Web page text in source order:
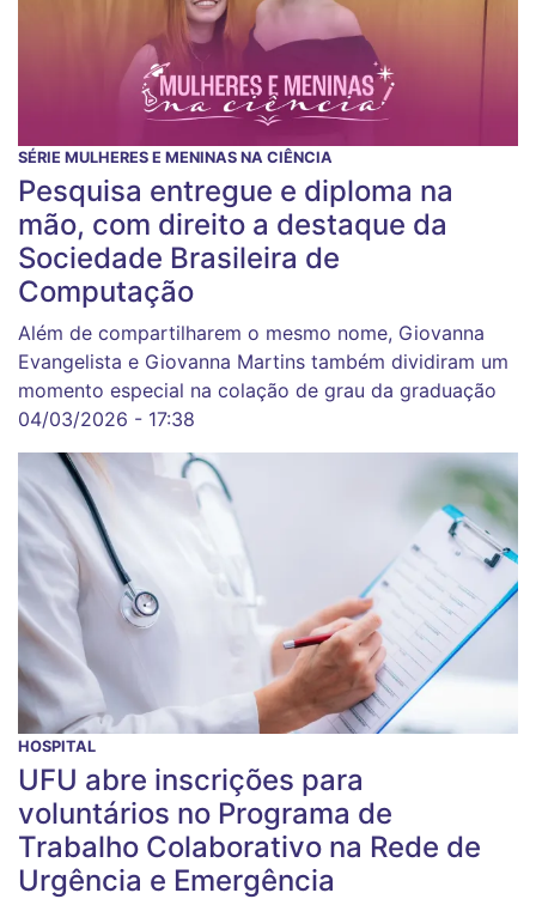
SÉRIE MULHERES E MENINAS NA CIÊNCIA
Pesquisa entregue e diploma na
mão, com direito a destaque da
Sociedade Brasileira de
Computação
Além de compartilharem o mesmo nome, Giovanna
Evangelista e Giovanna Martins também dividiram um
momento especial na colação de grau da graduação
04/03/2026 - 17:38
HOSPITAL
UFU abre inscrições para
voluntários no Programa de
Trabalho Colaborativo na Rede de
Urgência e Emergência